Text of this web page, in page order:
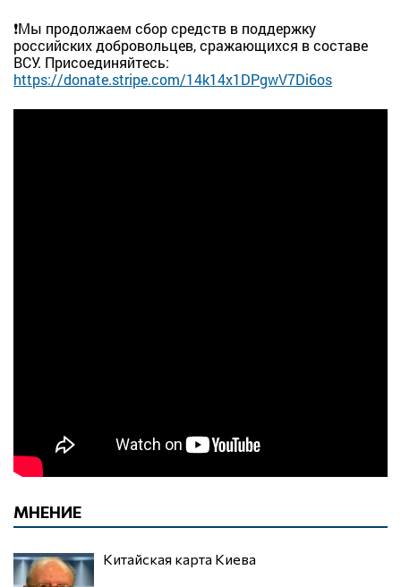
❗Мы продолжаем сбор средств в поддержку
российских добровольцев, сражающихся в составе
ВСУ. Присоединяйтесь:
https://donate.stripe.com/14k14x1DPgwV7Di6os
МНЕНИЕ
Китайская карта Киева